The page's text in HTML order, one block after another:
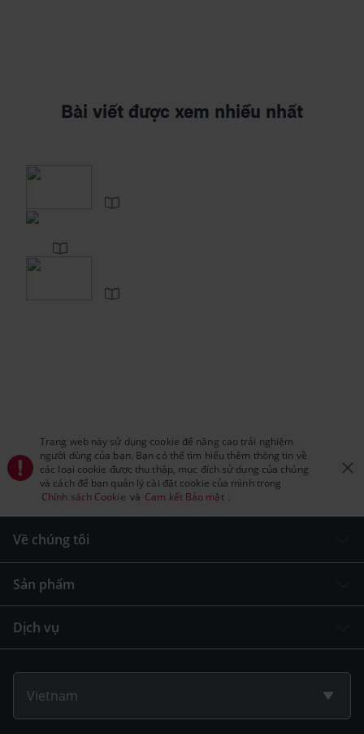
Bài viết được xem nhiều nhất
Trang web này sử dụng cookie để nâng cao trải nghiệm
người dùng của bạn. Bạn có thể tìm hiểu thêm thông tin về
các loại cookie được thu thập, mục đích sử dụng của chúng
và cách để bạn quản lý cài đặt cookie của mình trong
Chính sách Cookie và Cam kết Bảo mật .
Về chúng tôi
Sản phẩm
Dịch vụ
Vietnam